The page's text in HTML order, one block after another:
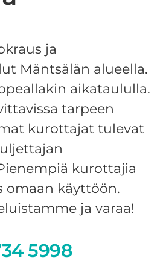
ja
Mäntsälän alueella.
aikataululla.
tarpeen
kurottajat tulevat
kurottajia
omaan käyttöön.
ja varaa!
5998